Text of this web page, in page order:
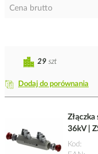
Cena brutto
Dodaj do porównania
29 szt
36kV |
Kod